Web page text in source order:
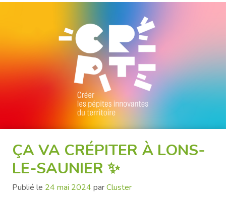
ÇA VA CRÉPITER À LONS-
LE-SAUNIER ✨
Publié le 24 mai 2024 parCluster